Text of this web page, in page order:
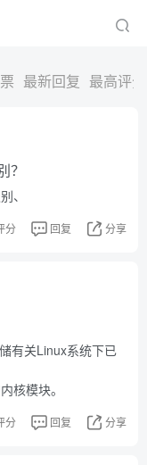
最新回复 最高评分
？
、
分 回复 分享
有关Linux系统下已
核模块。
分 回复 分享